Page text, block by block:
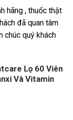
hãng , thuốc thật
đã quan tâm
chúc quý khách
Lọ 60 Viên
Và Vitamin